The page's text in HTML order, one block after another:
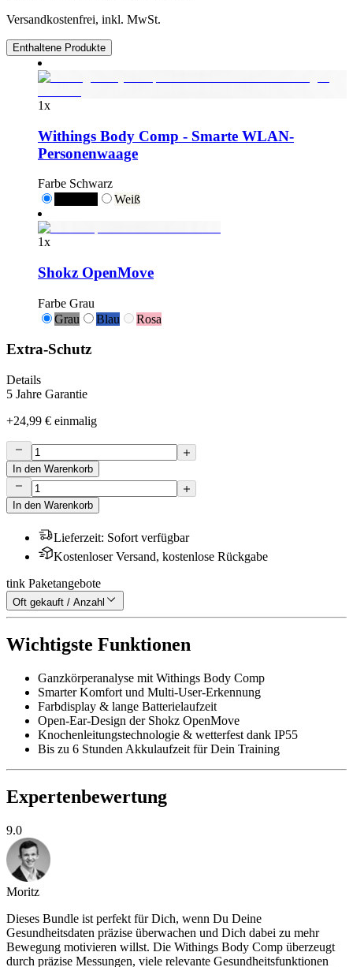
Versandkostenfrei, inkl. MwSt.
Enthaltene Produkte
1x
Withings Body Comp - Smarte WLAN-
Personenwaage
Farbe Schwarz
Weiß
1x
Shokz OpenMove
Farbe Grau
Grau
Blau Rosa
Extra-Schutz
Details
5 Jahre Garantie
+24,99 € einmalig
In den Warenkorb
In den Warenkorb
Lieferzeit: Sofort verfügbar
Kostenloser Versand, kostenlose Rückgabe
tink Paketangebote
Oft gekauft / Anzahl
Wichtigste Funktionen
Ganzkörperanalyse mit Withings Body Comp
Smarter Komfort und Multi-User-Erkennung
Farbdisplay & lange Batterielaufzeit
Open-Ear-Design der Shokz OpenMove
Knochenleitungstechnologie & wetterfest dank IP55
Bis zu 6 Stunden Akkulaufzeit für Dein Training
Expertenbewertung
9.0
Moritz
Dieses Bundle ist perfekt für Dich, wenn Du Deine
Gesundheitsdaten präzise überwachen und Dich dabei zu mehr
Bewegung motivieren willst. Die Withings Body Comp überzeugt
durch präzise Messungen, viele relevante Gesundheitsfunktionen